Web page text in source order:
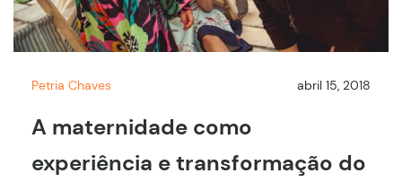
Petria Chaves abril 15, 2018
A maternidade como
experiência e transformação do